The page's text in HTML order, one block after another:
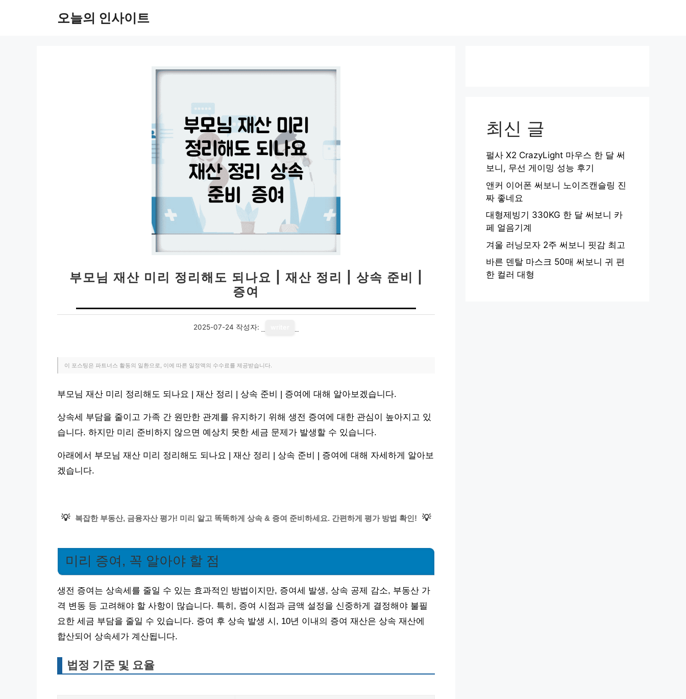
오늘의 인사이트
부모님 재산 미리 정리해도 되나요 | 재산 정리 | 상속 준비 |
증여
2025-07-24 작성자:
이 포스팅은 파트너스 활동의 일환으로, 이에 따른 일정액의 수수료를 제공받습니다.
부모님 재산 미리 정리해도 되나요 | 재산 정리 | 상속 준비 | 증여에 대해 알아보겠습니다.
상속세 부담을 줄이고 가족 간 원만한 관계를 유지하기 위해 생전 증여에 대한 관심이 높아지고 있
습니다. 하지만 미리 준비하지 않으면 예상치 못한 세금 문제가 발생할 수 있습니다.
아래에서 부모님 재산 미리 정리해도 되나요 | 재산 정리 | 상속 준비 | 증여에 대해 자세하게 알아보
겠습니다.
💡 복잡한 부동산, 금융자산 평가! 미리 알고 똑똑하게 상속 & 증여 준비하세요. 간편하게 평가 방법 확인! 💡
미리 증여, 꼭 알아야 할 점
생전 증여는 상속세를 줄일 수 있는 효과적인 방법이지만, 증여세 발생, 상속 공제 감소, 부동산 가
격 변동 등 고려해야 할 사항이 많습니다. 특히, 증여 시점과 금액 설정을 신중하게 결정해야 불필
요한 세금 부담을 줄일 수 있습니다. 증여 후 상속 발생 시, 10년 이내의 증여 재산은 상속 재산에
합산되어 상속세가 계산됩니다.
법정 기준 및 요율
최신 글
펄사 X2 CrazyLight 마우스 한 달 써
보니, 무선 게이밍 성능 후기
앤커 이어폰 써보니 노이즈캔슬링 진
짜 좋네요
대형제빙기 330KG 한 달 써보니 카
페 얼음기계
겨울 러닝모자 2주 써보니 핏감 최고
바른 덴탈 마스크 50매 써보니 귀 편
한 컬러 대형